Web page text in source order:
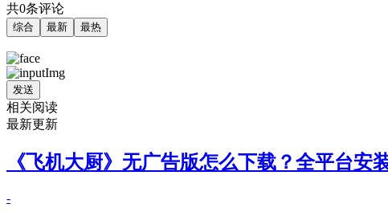
共0条评论
综合 最新 最热
发送
相关阅读
最新更新
《飞机大厨》无广告版怎么下载？全平台
-